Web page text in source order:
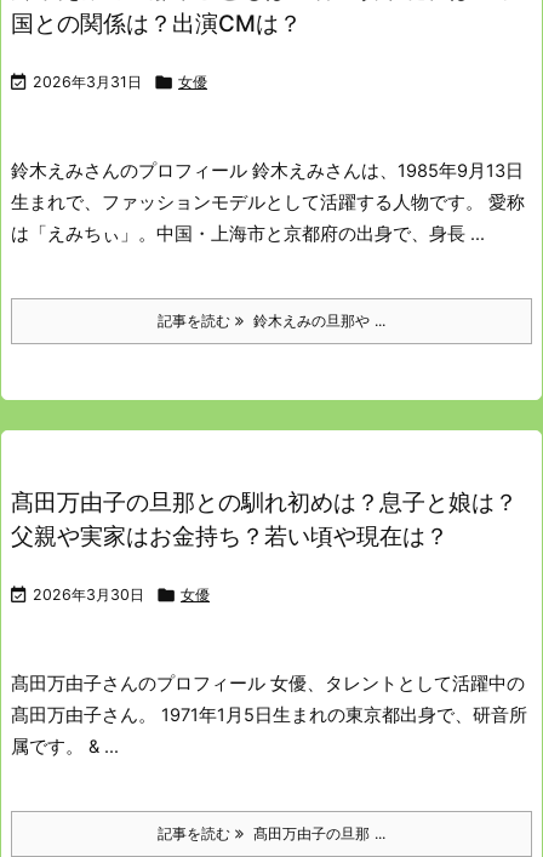
国との関係は？出演CMは？
 2026年3月31日  女優
鈴木えみさんのプロフィール 鈴木えみさんは、1985年9月13日
生まれで、ファッションモデルとして活躍する人物です。
愛称
は「えみちぃ」。中国・上海市と京都府の出身で、身長 ...
記事を読む 鈴木えみの旦那や ...
髙田万由子の旦那との馴れ初めは？息子と娘は？
父親や実家はお金持ち？若い頃や現在は？
 2026年3月30日  女優
髙田万由子さんのプロフィール 女優、タレントとして活躍中の
髙田万由子さん。
1971年1月5日生まれの東京都出身で、研音所
属です。
& ...
記事を読む 髙田万由子の旦那 ...